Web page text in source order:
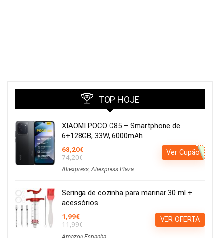
TOP HOJE
XIAOMI POCO C85 – Smartphone de
6+128GB, 33W, 6000mAh
68,20€
74,20€
Aliexpress,Aliexpress Plaza
Ver Cupão
Seringa de cozinha para marinar 30 ml +
acessórios
1,99€
11,99€
Amazon Espanha
VER OFERTA